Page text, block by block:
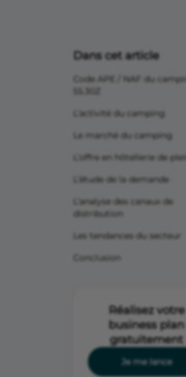
Dans cet article
Code APE / NAF du
L’activité du camping
Le marché du camping
L’offre en hôtellerie de
L’étude de la demande
L’analyse des canaux de
distribution
Les tendances du secteur
Conclusion
Réalisez votre
business plan
gratuitement
Je me lance